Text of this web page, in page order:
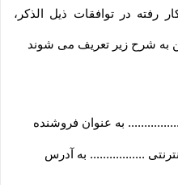
رفته در توافقات ذیل الذکر،
به شرح زیر تعریف می شوند
به عنوان فروشنده
................. به آدرس